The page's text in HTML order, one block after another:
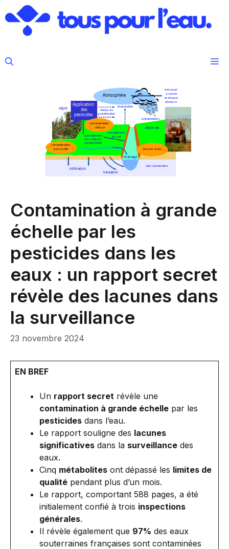
au
contenu
Contamination à grande
échelle par les
pesticides dans les
eaux : un rapport secret
révèle des lacunes dans
la surveillance
23 novembre 2024
EN BREF
Un rapport secret révèle une
contamination à grande échelle par les
pesticides dans l’eau.
Le rapport souligne des lacunes
significatives dans la surveillance des
eaux.
Cinq métabolites ont dépassé les limites de
qualité pendant plus d’un mois.
Le rapport, comportant 588 pages, a été
initialement confié à trois inspections
générales.
Il révèle également que 97% des eaux
souterraines françaises sont contaminées